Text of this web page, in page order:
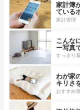
家計簿
ている
家計管理
こんな
ー写真
すっきり
わが家
キリさ
おすすめ